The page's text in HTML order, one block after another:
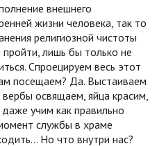
внешнего
жизни человека, так то
религиозной чистоты
лишь бы только не
Спроецируем весь этот
посещаем? Да. Выстаиваем
освящаем, яйца красим,
учим как правильно
службы в храме
Но что внутри нас?